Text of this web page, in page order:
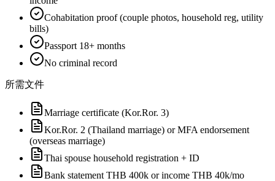
Cohabitation proof (couple photos, household reg, utility
bills)
Passport 18+ months
No criminal record
所需文件
Marriage certificate (Kor.Ror. 3)
Kor.Ror. 2 (Thailand marriage) or MFA endorsement
(overseas marriage)
Thai spouse household registration + ID
Bank statement THB 400k or income THB 40k/mo